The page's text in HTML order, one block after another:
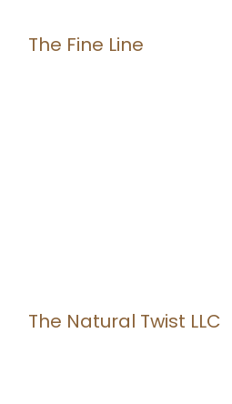
The Fine Line
The Natural Twist LLC